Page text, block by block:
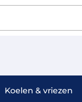
Koelen & vriezen